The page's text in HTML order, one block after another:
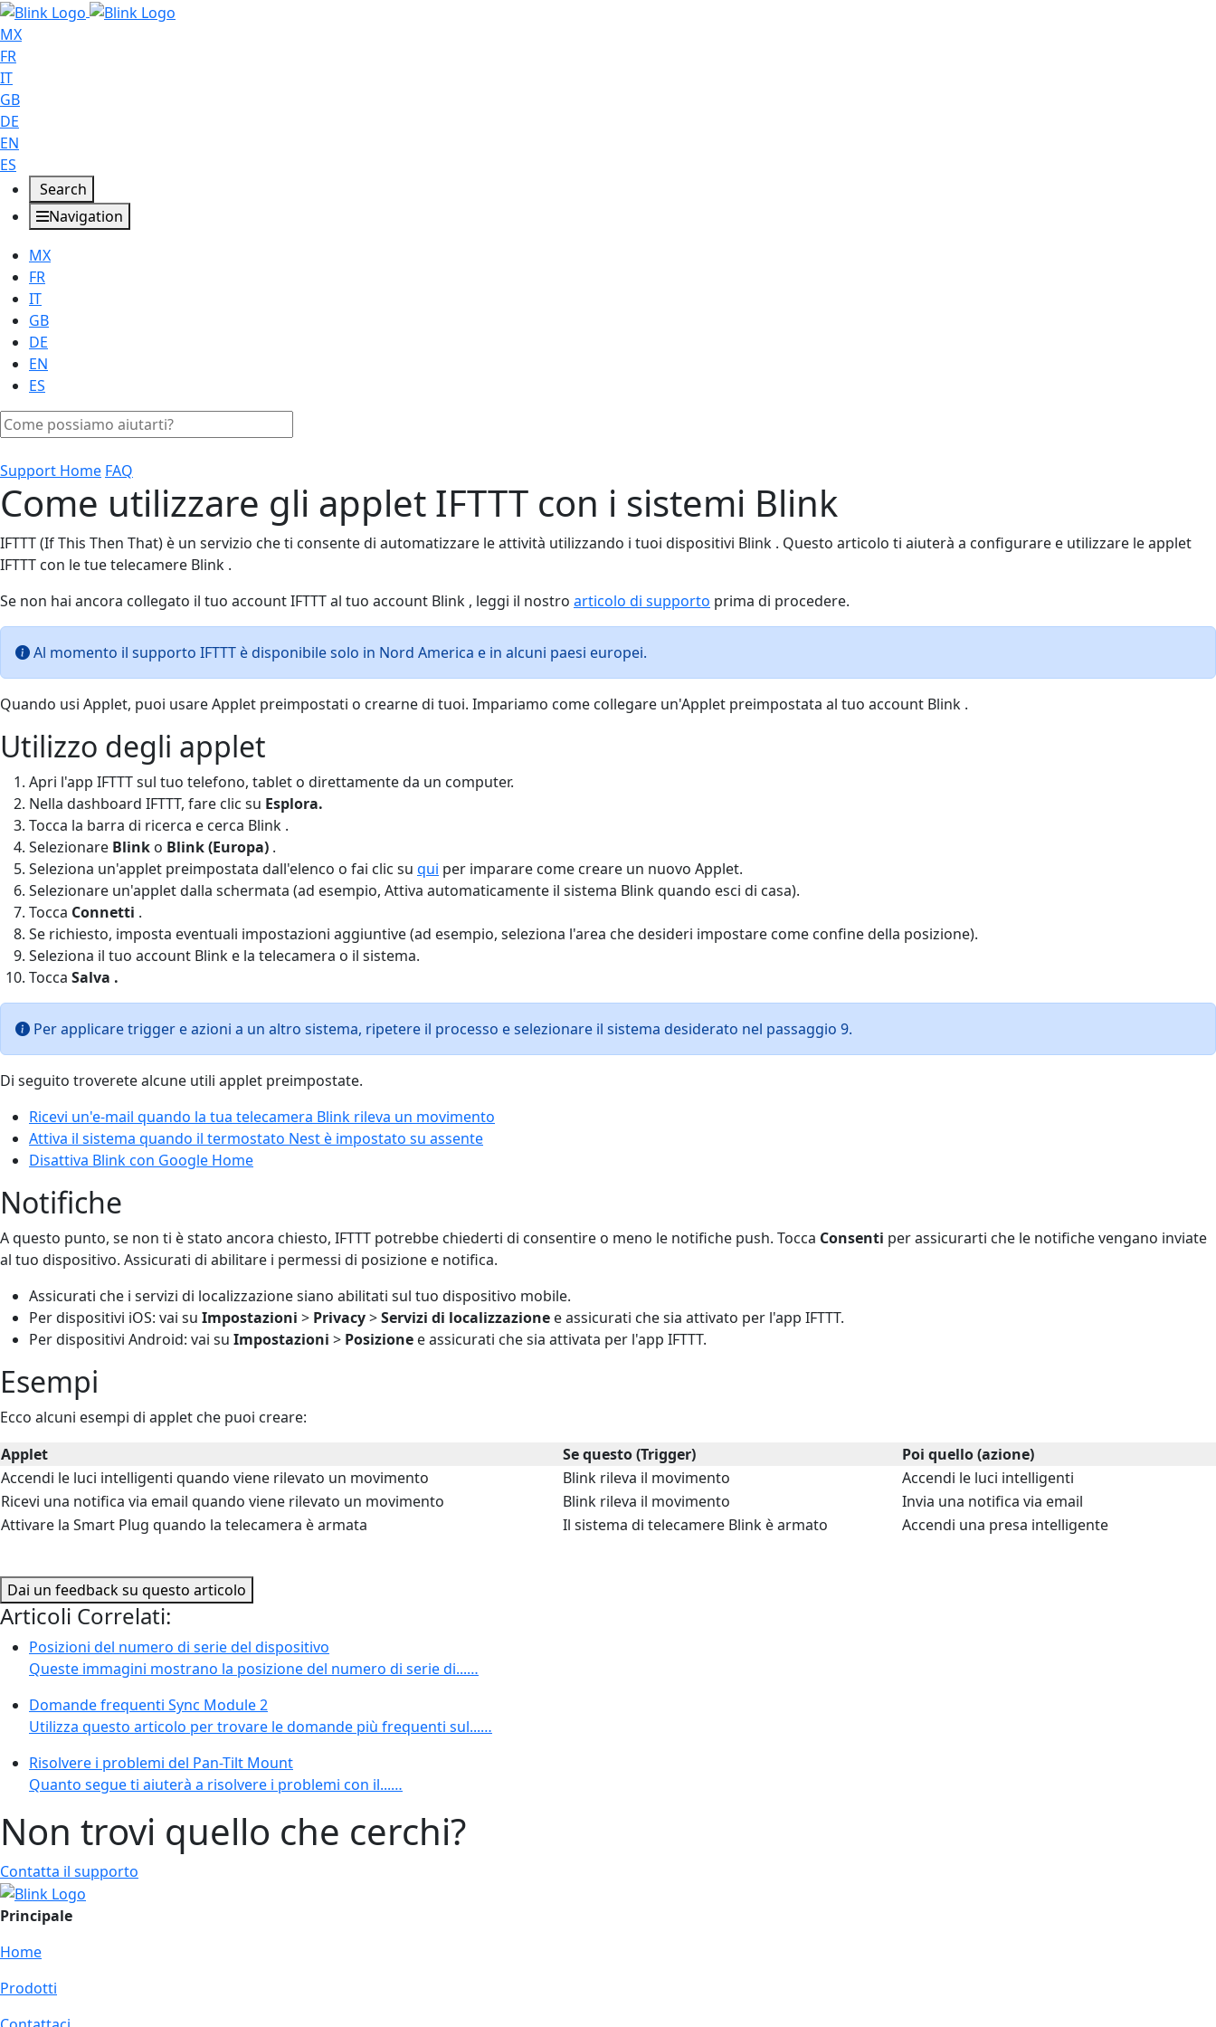
MX
FR
IT
GB
DE
EN
ES
Search
Navigation
MX
FR
IT
GB
DE
EN
ES
Support Home FAQ
Come utilizzare gli applet IFTTT con i sistemi Blink
IFTTT (If This Then That) è un servizio che ti consente di automatizzare le attività utilizzando i tuoi dispositivi Blink . Questo articolo ti aiuterà a configurare e utilizzare le applet
IFTTT con le tue telecamere Blink .
Se non hai ancora collegato il tuo account IFTTT al tuo account Blink , leggi il nostro articolo di supporto prima di procedere.
Al momento il supporto IFTTT è disponibile solo in Nord America e in alcuni paesi europei.
Quando usi Applet, puoi usare Applet preimpostati o crearne di tuoi. Impariamo come collegare un'Applet preimpostata al tuo account Blink .
Utilizzo degli applet
Apri l'app IFTTT sul tuo telefono, tablet o direttamente da un computer.
Nella dashboard IFTTT, fare clic su Esplora.
Tocca la barra di ricerca e cerca Blink .
Selezionare Blink o Blink (Europa) .
Seleziona un'applet preimpostata dall'elenco o fai clic su qui per imparare come creare un nuovo Applet.
Selezionare un'applet dalla schermata (ad esempio, Attiva automaticamente il sistema Blink quando esci di casa).
Tocca Connetti .
Se richiesto, imposta eventuali impostazioni aggiuntive (ad esempio, seleziona l'area che desideri impostare come confine della posizione).
Seleziona il tuo account Blink e la telecamera o il sistema.
Tocca Salva .
Per applicare trigger e azioni a un altro sistema, ripetere il processo e selezionare il sistema desiderato nel passaggio 9.
Di seguito troverete alcune utili applet preimpostate.
Ricevi un'e-mail quando la tua telecamera Blink rileva un movimento
Attiva il sistema quando il termostato Nest è impostato su assente
Disattiva Blink con Google Home
Notifiche
A questo punto, se non ti è stato ancora chiesto, IFTTT potrebbe chiederti di consentire o meno le notifiche push. Tocca Consenti per assicurarti che le notifiche vengano inviate
al tuo dispositivo. Assicurati di abilitare i permessi di posizione e notifica.
Assicurati che i servizi di localizzazione siano abilitati sul tuo dispositivo mobile.
Per dispositivi iOS: vai su Impostazioni > Privacy>Servizi di localizzazione e assicurati che sia attivato per l'app IFTTT.
Per dispositivi Android: vai su Impostazioni > Posizione e assicurati che sia attivata per l'app IFTTT.
Esempi
Ecco alcuni esempi di applet che puoi creare:
Applet
Se questo (Trigger)
Poi quello (azione)
Accendi le luci intelligenti quando viene rilevato un movimento
Blink rileva il movimento
Accendi le luci intelligenti
Ricevi una notifica via email quando viene rilevato un movimento
Blink rileva il movimento
Invia una notifica via email
Attivare la Smart Plug quando la telecamera è armata
Il sistema di telecamere Blink è armato Accendi una presa intelligente
Dai un feedback su questo articolo
Articoli Correlati:
Posizioni del numero di serie del dispositivo
Queste immagini mostrano la posizione del numero di serie di...…
Domande frequenti Sync Module 2
Utilizza questo articolo per trovare le domande più frequenti sul...…
Risolvere i problemi del Pan-Tilt Mount
Quanto segue ti aiuterà a risolvere i problemi con il...…
Non trovi quello che cerchi?
Contatta il supporto
Principale
Home
Prodotti